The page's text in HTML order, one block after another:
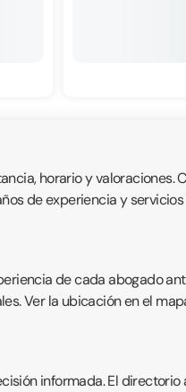
horario y valoraciones.
de experiencia y
de cada abogado
Ver la ubicación en el
informada. El directorio